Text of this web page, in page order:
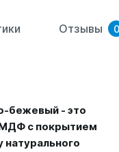
Отзывы 0
бежевый - это
МДФ с покрытием